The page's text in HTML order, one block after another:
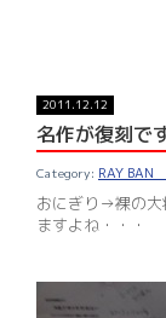
2011.12.12
RAY
名作が復刻で
おにぎり→裸の
ますよね・・・